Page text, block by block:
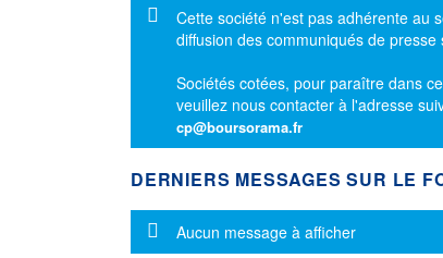
Message d'information
Cette société n'est pas adhérente au
diffusion des communiqués de presse
Sociétés cotées, pour paraître dans
veuillez nous contacter à l'adresse
cp@boursorama.fr
DERNIERS MESSAGES SUR LE
Message d'information
Aucun message à afficher